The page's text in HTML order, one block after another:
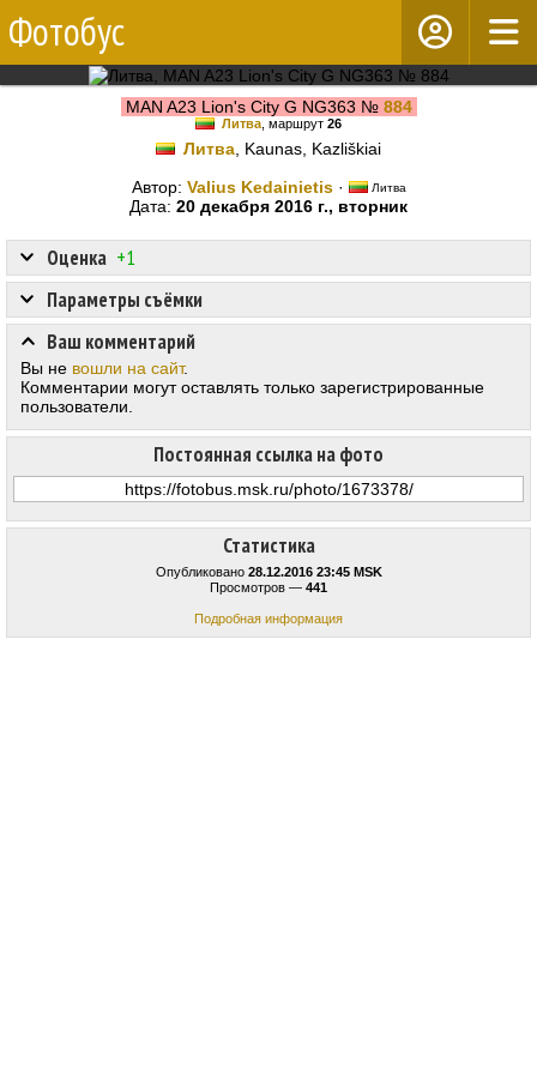
Фотобус
MAN A23 Lion's City G NG363 № 884
Литва , маршрут 26
Литва , Kaunas, Kazliškiai
Автор: Valius Kedainietis· Литва
Дата: 20 декабря 2016 г., вторник
Статистика
Опубликовано 28.12.2016 23:45 MSK
Просмотров — 441
Подробная информация
Оценка +1
Постоянная ссылка на фото
Параметры съёмки
Ваш комментарий
Вы не вошли на сайт.
Комментарии могут оставлять только зарегистрированные
пользователи.